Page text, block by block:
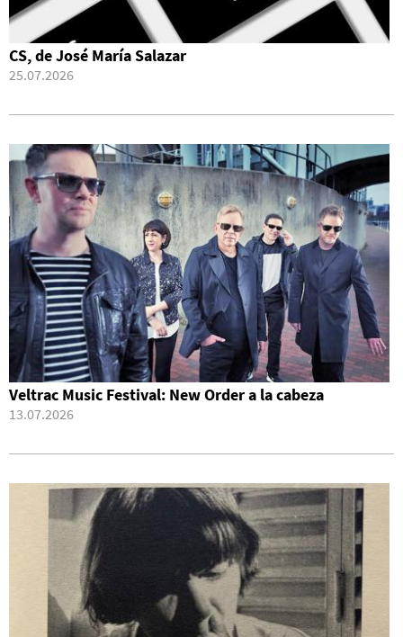
CS, de José María Salazar
25.07.2026
Veltrac Music Festival: New Order a la cabeza
13.07.2026